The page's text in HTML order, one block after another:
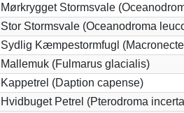
Mørkrygget Stormsvale
Stor Stormsvale (Oceanodroma
Sydlig Kæmpestormfugl
Mallemuk (Fulmarus glacialis)
Kappetrel (Daption capense)
Hvidbuget Petrel (Pterodroma